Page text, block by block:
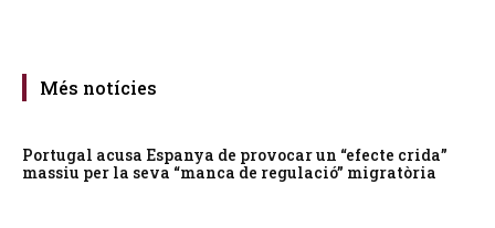
Més notícies
Portugal acusa Espanya de provocar un “efecte crida”
massiu per la seva “manca de regulació” migratòria